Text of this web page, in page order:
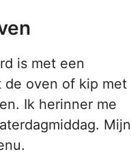
is met een
de oven of kip met
Ik herinner me
Mijn